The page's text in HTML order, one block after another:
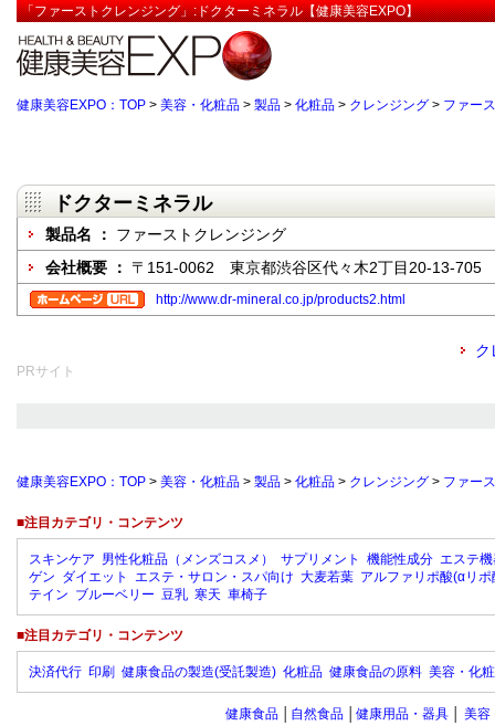
「ファーストクレンジング」:ドクターミネラル【健康美容EXPO】
健康美容EXPO：TOP > 美容・化粧品 > 製品 > 化粧品 > クレンジング > ファー
ドクターミネラル
製品名 ： ファーストクレンジング
会社概要 ： 〒151-0062 東京都渋谷区代々木2丁目20-13-705
http://www.dr-mineral.co.jp/products2.html
ク
PRサイト
健康美容EXPO：TOP > 美容・化粧品 > 製品 > 化粧品 > クレンジング > ファー
■注目カテゴリ・コンテンツ
スキンケア 男性化粧品（メンズコスメ） サプリメント 機能性成分 エステ
ゲン ダイエット エステ・サロン・スパ向け 大麦若葉 アルファリポ酸(αリポ
テイン ブルーベリー 豆乳 寒天 車椅子
■注目カテゴリ・コンテンツ
決済代行 印刷 健康食品の製造(受託製造) 化粧品 健康食品の原料 美容・化
健康食品 自然食品 健康用品・器具 美容